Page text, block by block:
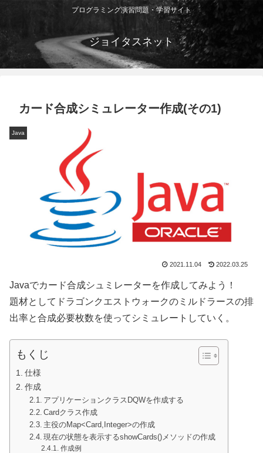
プログラミング演習問題・学習サイト
ジョイタスネット
カード合成シミュレーター作成(その1)
Java
2021.11.04 2022.03.25
Javaでカード合成シュミレーターを作成してみよう！
題材としてドラゴンクエストウォークのミルドラースの排
出率と合成必要枚数を使ってシミュレートしていく。
もくじ
仕様
作成
アプリケーションクラスDQWを作成する
Cardクラス作成
主役のMap<Card,Integer>の作成
現在の状態を表示するshowCards()メソッドの作成
作成例